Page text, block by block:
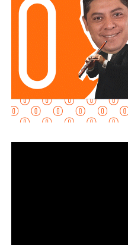
requisitos “, declaró.
Martínez Acosta señaló que
disposición para que
y pueda operar conforme a
exista una postura de
“No es un tema de
buscamos que ellos